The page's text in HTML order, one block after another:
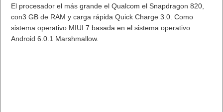
El procesador el más grande el Qualcom el Snapdragon 820,
con3 GB de RAM y carga rápida Quick Charge 3.0. Como
sistema operativo MIUI 7 basada en el sistema operativo
Android 6.0.1 Marshmallow.